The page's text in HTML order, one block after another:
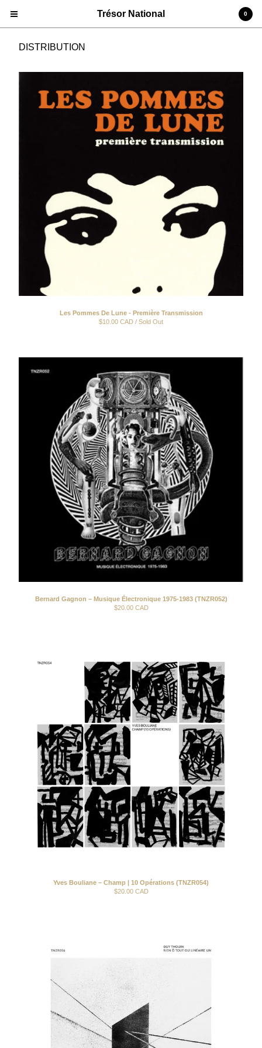
0.00 CAD
0
Facebook
Back to Site
0
Trésor National
DISTRIBUTION
Les Pommes De Lune - Première Transmission
$10.00 CAD / Sold Out
Bernard Gagnon – Musique Électronique 1975-1983 (TNZR052)
$20.00 CAD
Yves Bouliane – Champ | 10 Opérations (TNZR054)
$20.00 CAD